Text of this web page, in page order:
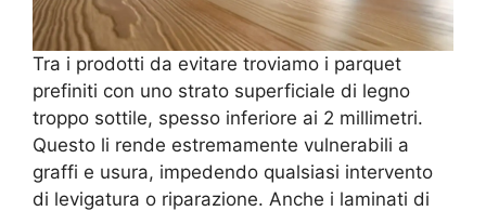
Tra i prodotti da evitare troviamo i parquet
prefiniti con uno strato superficiale di legno
troppo sottile, spesso inferiore ai 2 millimetri.
Questo li rende estremamente vulnerabili a
graffi e usura, impedendo qualsiasi intervento
di levigatura o riparazione. Anche i laminati di